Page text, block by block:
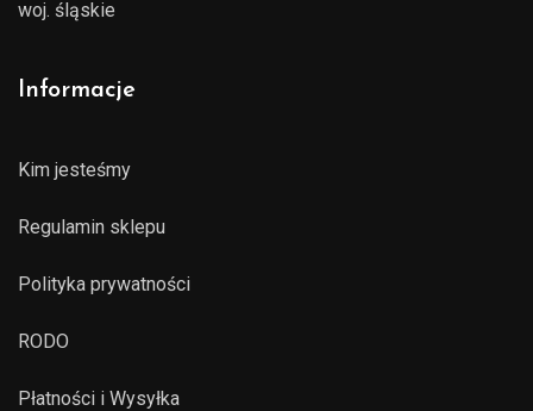
woj. śląskie
Informacje
Kim jesteśmy
Regulamin sklepu
Polityka prywatności
RODO
Płatności i Wysyłka